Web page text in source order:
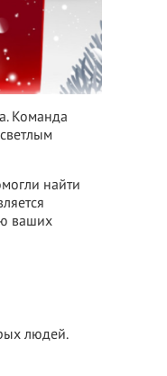
Команда
найти
ваших
людей.